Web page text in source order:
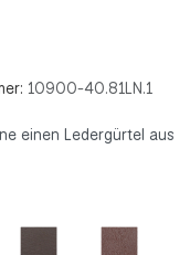
10900-40.81LN.1
einen Ledergürtel aus